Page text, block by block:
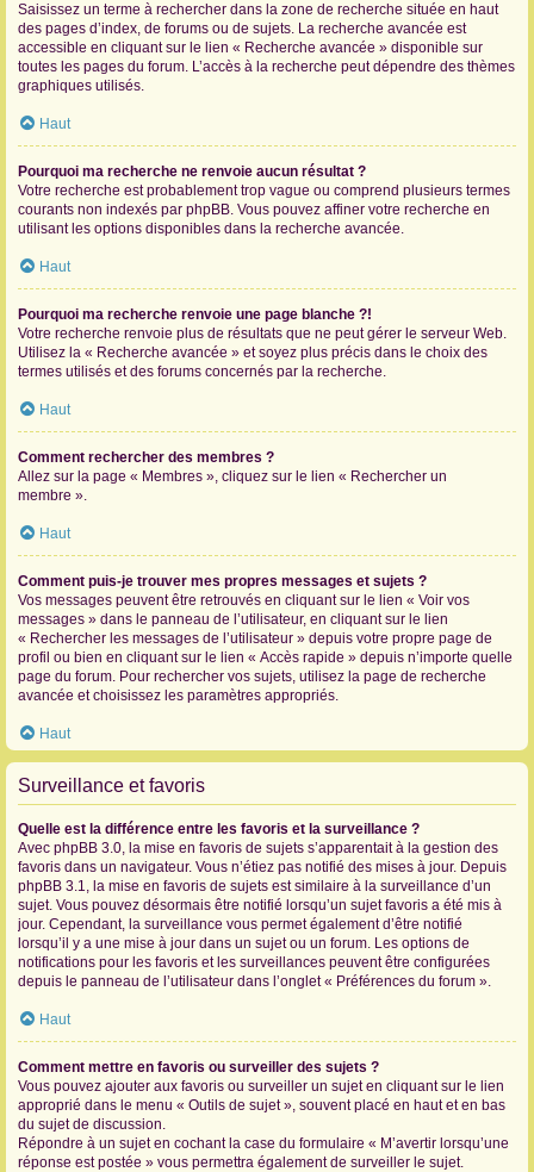
Saisissez un terme à rechercher dans la zone de recherche située en haut
des pages d’index, de forums ou de sujets. La recherche avancée est
accessible en cliquant sur le lien « Recherche avancée » disponible sur
toutes les pages du forum. L’accès à la recherche peut dépendre des thèmes
graphiques utilisés.
Haut
Pourquoi ma recherche ne renvoie aucun résultat ?
Votre recherche est probablement trop vague ou comprend plusieurs termes
courants non indexés par phpBB. Vous pouvez affiner votre recherche en
utilisant les options disponibles dans la recherche avancée.
Haut
Pourquoi ma recherche renvoie une page blanche ?!
Votre recherche renvoie plus de résultats que ne peut gérer le serveur Web.
Utilisez la « Recherche avancée » et soyez plus précis dans le choix des
termes utilisés et des forums concernés par la recherche.
Haut
Comment rechercher des membres ?
Allez sur la page « Membres », cliquez sur le lien « Rechercher un
membre ».
Haut
Comment puis-je trouver mes propres messages et sujets ?
Vos messages peuvent être retrouvés en cliquant sur le lien « Voir vos
messages » dans le panneau de l’utilisateur, en cliquant sur le lien
« Rechercher les messages de l’utilisateur » depuis votre propre page de
profil ou bien en cliquant sur le lien « Accès rapide » depuis n’importe quelle
page du forum. Pour rechercher vos sujets, utilisez la page de recherche
avancée et choisissez les paramètres appropriés.
Haut
Surveillance et favoris
Quelle est la différence entre les favoris et la surveillance ?
Avec phpBB 3.0, la mise en favoris de sujets s’apparentait à la gestion des
favoris dans un navigateur. Vous n’étiez pas notifié des mises à jour. Depuis
phpBB 3.1, la mise en favoris de sujets est similaire à la surveillance d’un
sujet. Vous pouvez désormais être notifié lorsqu’un sujet favoris a été mis à
jour. Cependant, la surveillance vous permet également d’être notifié
lorsqu’il y a une mise à jour dans un sujet ou un forum. Les options de
notifications pour les favoris et les surveillances peuvent être configurées
depuis le panneau de l’utilisateur dans l’onglet « Préférences du forum ».
Haut
Comment mettre en favoris ou surveiller des sujets ?
Vous pouvez ajouter aux favoris ou surveiller un sujet en cliquant sur le lien
approprié dans le menu « Outils de sujet », souvent placé en haut et en bas
du sujet de discussion.
Répondre à un sujet en cochant la case du formulaire « M’avertir lorsqu’une
réponse est postée » vous permettra également de surveiller le sujet.